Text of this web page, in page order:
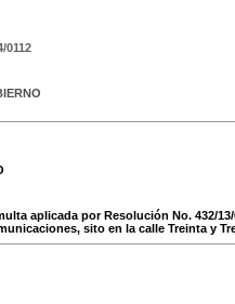
0112
aplicada por Resolución No. 432/
sito en la calle Treinta y